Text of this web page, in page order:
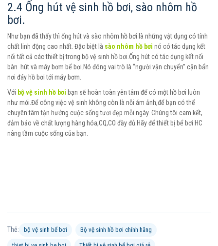
2.4 Ống hút vệ sinh hồ bơi, sào nhôm hồ
bơi.
Như bạn đã thấy thì ống hút và sào nhôm hồ bơi là những vật dụng có tính
chất linh động cao nhất. Đặc biệt là sào nhôm hồ bơi nó có tác dụng kết
nối tất cả các thiết bị trong bộ vệ sinh hồ bơi.Ống hút có tác dụng kết nối
bàn hút và máy bơm bể bơi.Nó đóng vai trò là “người vận chuyển” cặn bẩn
nơi đáy hồ bơi tới máy bơm.
Với bộ vệ sinh hồ bơi bạn sẽ hoàn toàn yên tâm để có một hồ bơi luôn
như mới.Để công việc vệ sinh không còn là nỗi ám ảnh,để bạn có thể
chuyên tâm tận hưởng cuộc sống tươi đẹp mỗi ngày. Chúng tôi cam kết,
đảm bảo về chất lượng hàng hóa,CQ,CO đầy đủ.Hãy để thiết bị bể bơi HC
nâng tầm cuộc sống của bạn.
Thẻ: bộ vệ sinh bể bơi Bộ vệ sinh hồ bơi chính hãng